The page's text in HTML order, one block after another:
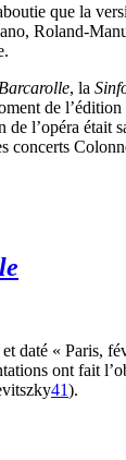
que la
Roland-
Barcarolle, la
de
l’opéra
concerts
daté « Paris,
ont fait
41).